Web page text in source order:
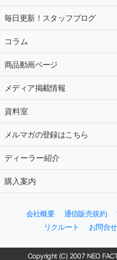
毎日更新！スタッフブログ
コラム
商品動画ページ
メディア掲載情報
資料室
メルマガの登録はこちら
ディーラー紹介
購入案内
会社概要 通信販売規約
リクルート
お問合せ
Copyright (C) 2007 NEO